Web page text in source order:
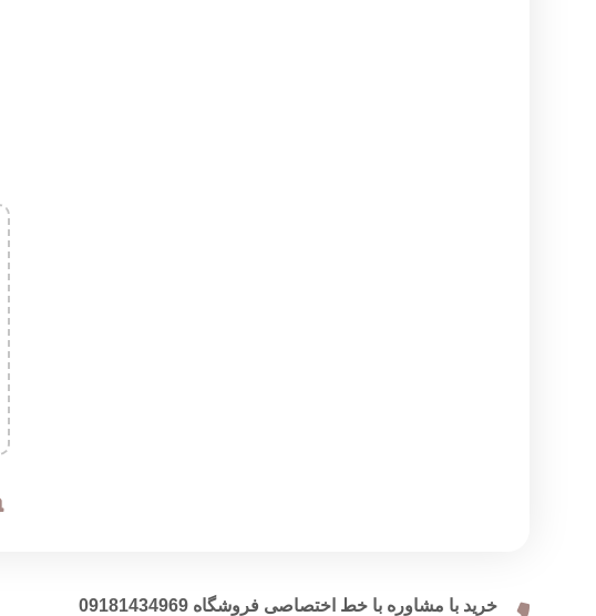
خرید با مشاوره با خط اختصاصی فروشگاه 09181434969